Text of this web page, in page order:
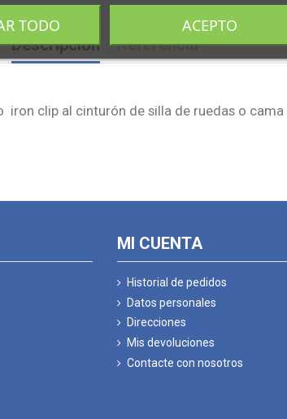
Descripción Referencia
iron clip al cinturón de silla de ruedas o
MI CUENTA
Historial de pedidos
Datos personales
Direcciones
Mis devoluciones
Contacte con nosotros
TODO ACEPTO